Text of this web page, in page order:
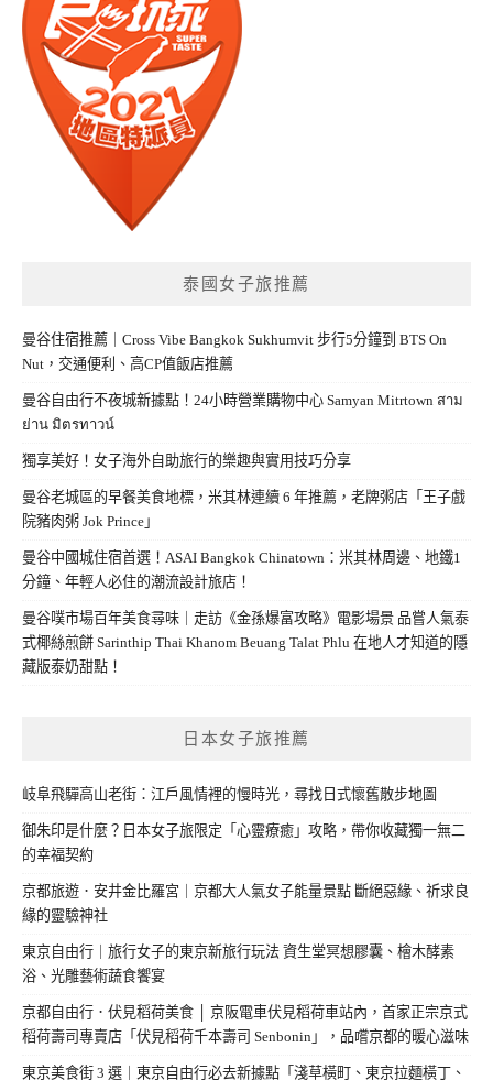
泰國女子旅推薦
曼谷住宿推薦｜Cross Vibe Bangkok Sukhumvit 步行5分鐘到 BTS On
Nut，交通便利、高CP值飯店推薦
曼谷自由行不夜城新據點！24小時營業購物中心 Samyan Mitrtown สาม
ย่าน มิตรทาวน์
獨享美好！女子海外自助旅行的樂趣與實用技巧分享
曼谷老城區的早餐美食地標，米其林連續 6 年推薦，老牌粥店「王子戲
院豬肉粥 Jok Prince」
曼谷中國城住宿首選！ASAI Bangkok Chinatown：米其林周邊、地鐵1
分鐘、年輕人必住的潮流設計旅店！
曼谷噗市場百年美食尋味｜走訪《金孫爆富攻略》電影場景 品嘗人氣泰
式椰絲煎餅 Sarinthip Thai Khanom Beuang Talat Phlu 在地人才知道的隱
藏版泰奶甜點！
日本女子旅推薦
岐阜飛驒高山老街：江戶風情裡的慢時光，尋找日式懷舊散步地圖
御朱印是什麼？日本女子旅限定「心靈療癒」攻略，帶你收藏獨一無二
的幸福契約
京都旅遊．安井金比羅宮｜京都大人氣女子能量景點 斷絕惡緣、祈求良
緣的靈驗神社
東京自由行｜旅行女子的東京新旅行玩法 資生堂冥想膠囊、檜木酵素
浴、光雕藝術蔬食饗宴
京都自由行．伏見稻荷美食 │ 京阪電車伏見稻荷車站內，首家正宗京式
稻荷壽司專賣店「伏見稻荷千本壽司 Senbonin」，品嚐京都的暖心滋味
東京美食街 3 選｜東京自由行必去新據點「淺草橫町、東京拉麵橫丁、